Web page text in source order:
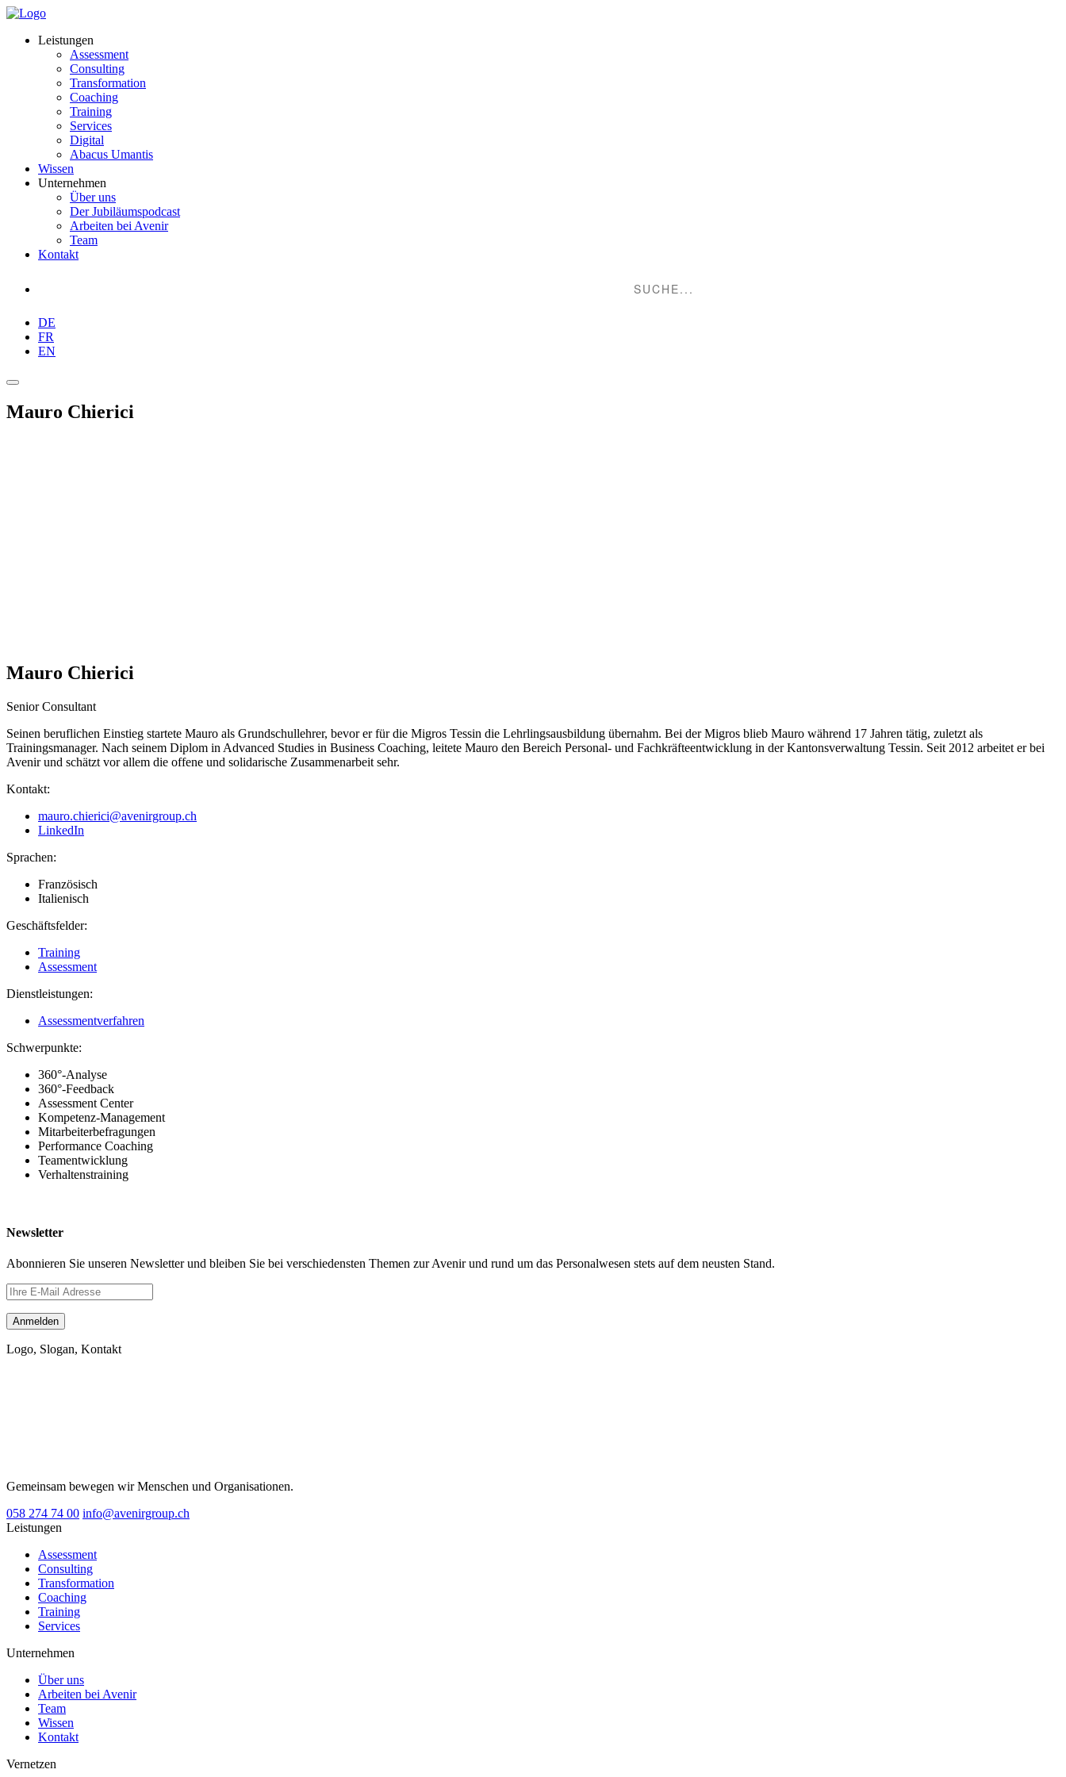
Leistungen
Assessment
Consulting
Transformation
Coaching
Training
Services
Digital
Abacus Umantis
Wissen
Unternehmen
Über uns
Der Jubiläumspodcast
Arbeiten bei Avenir
Team
Kontakt
DE
FR
EN
Mauro Chierici
Mauro Chierici
Senior Consultant
Seinen beruflichen Einstieg startete Mauro als Grundschullehrer, bevor er für die Migros Tessin die Lehrlingsausbildung übernahm. Bei der Migros blieb Mauro während 17 Jahren tätig, zuletzt als
Trainingsmanager. Nach seinem Diplom in Advanced Studies in Business Coaching, leitete Mauro den Bereich Personal- und Fachkräfteentwicklung in der Kantonsverwaltung Tessin. Seit 2012 arbeitet er bei
Avenir und schätzt vor allem die offene und solidarische Zusammenarbeit sehr.
Kontakt:
mauro.chierici@avenirgroup.ch
LinkedIn
Sprachen:
Französisch
Italienisch
Geschäftsfelder:
Training
Assessment
Dienstleistungen:
Assessmentverfahren
Schwerpunkte:
360°-Analyse
360°-Feedback
Assessment Center
Kompetenz-Management
Mitarbeiterbefragungen
Performance Coaching
Teamentwicklung
Verhaltenstraining
Newsletter
Abonnieren Sie unseren Newsletter und bleiben Sie bei verschiedensten Themen zur Avenir und rund um das Personalwesen stets auf dem neusten Stand.
Logo, Slogan, Kontakt
Gemeinsam bewegen wir Menschen und Organisationen.
058 274 74 00 info@avenirgroup.ch
Leistungen
Assessment
Consulting
Transformation
Coaching
Training
Services
Unternehmen
Über uns
Arbeiten bei Avenir
Team
Wissen
Kontakt
Vernetzen